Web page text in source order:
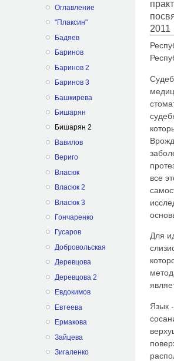
Оглавление
"Плаксин"
Бадяев
Баринов
Баринов 2
Баринов 3
Башкирева
Бишарян
Бишарян 2
Вавилов
Вериго
Власюк
Власюк 2
Власюк 3
Гончаренко
Гусаров
Добровольская
Деревцова
Деревцова 2
Евдокимов
Евтеева
Ермакова
Зайцева
Зигаленко
2011
все
Для
Язык